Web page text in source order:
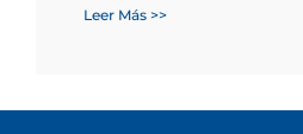
Leer Más >>